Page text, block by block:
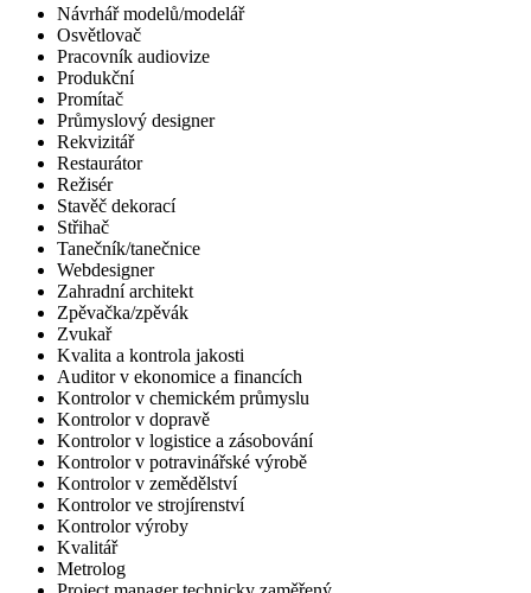
Návrhář modelů/modelář
Osvětlovač
Pracovník audiovize
Produkční
Promítač
Průmyslový designer
Rekvizitář
Restaurátor
Režisér
Stavěč dekorací
Střihač
Tanečník/tanečnice
Webdesigner
Zahradní architekt
Zpěvačka/zpěvák
Zvukař
Kvalita a kontrola jakosti
Auditor v ekonomice a financích
Kontrolor v chemickém průmyslu
Kontrolor v dopravě
Kontrolor v logistice a zásobování
Kontrolor v potravinářské výrobě
Kontrolor v zemědělství
Kontrolor ve strojírenství
Kontrolor výroby
Kvalitář
Metrolog